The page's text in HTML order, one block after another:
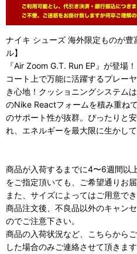
ナイキ シューズ 海外限定ものが
ル】
『Air Zoom G.T. Run EP』が登場！
コート上で万能に活躍するプレー
き心地！クッショニングシステム
のNike Reactフォームを積み重ね
のサポート性が抜群。ぴったりと
れ、エネルギーを最大限に生かし
商品が入荷するまでに4〜6週間以
をご指定頂いても、ご希望通りお
また、サイズによってはご用意で
商品注文後、不良品以外のキャン
のでご注意下さい。
商品の入荷状況など、こちらから
した場合のみご連絡させて頂きま